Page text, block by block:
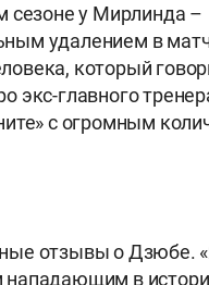
сезоне у Мирлинда
удалением в
который
экс-главного
с огромным
отзывы о Дзюбе.
в